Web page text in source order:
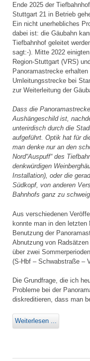
Ende 2025 der Tiefbahnhof
Stuttgart 21 in Betrieb
Ein nicht unerhebliches
dabei ist: die Gäubahn
Tiefbahnhof geleitet
sagt:-). Mitte 2022
Region-Stuttgart (VRS)
Panoramastrecke
Umleitungsstrecke bei
zur Weiterleitung der
Dass die
Aushängeschild ist,
unterirdisch durch die
aufgeführt. Optik hat für
man denke nur an den
Nord“Auspuff“ des
denkwürdigen
Installation), oder die
Südkopf, von anderen
Bahnhofs ganz zu
Aus verschiedenen
konnte man in den letzten
Benutzung der
Abnutzung von
über zwei
(S-Hbf – Schwabstraße –
Die Grundfrage, die ich
Probleme bei der
diskreditieren, dass man
Weiterlesen ...